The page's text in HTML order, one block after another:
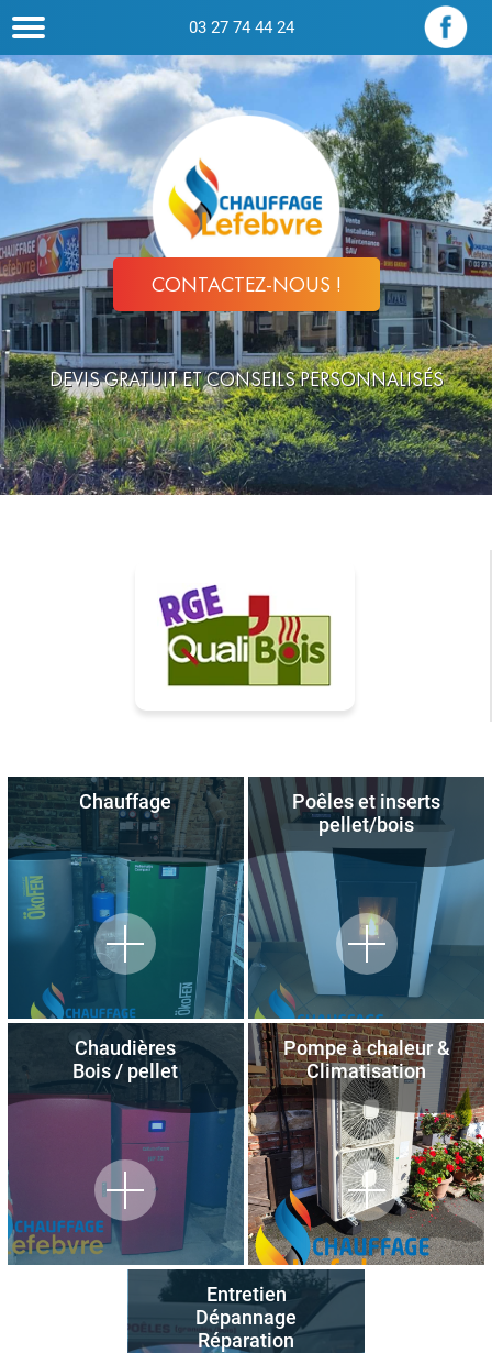
03 27 74 44 24
CONTACTEZ-NOUS !
DEVIS GRATUIT ET CONSEILS PERSONNALISÉS
Chauffage
Poêles et inserts
pellet/bois
Chaudières
Bois / pellet
Pompe à chaleur &
Climatisation
Entretien
Dépannage
Réparation